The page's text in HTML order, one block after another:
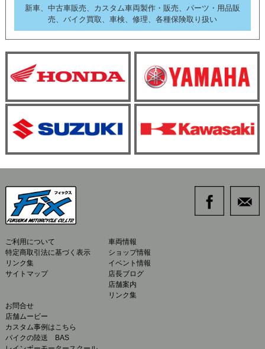
新車、中古車販売、カスタム車両製作・販売、パーツ・用品販
売、バイク買取、車検、修理、各種保険取り扱い
ご利用について
特定商取引法に基づく表示
リンク集
サイトマップ
車両情報
ショップ情報
イベント情報
店長ブログ
店舗案内
リンク集
お問合せ
店舗ムービー
カスタム事例はこちら
バイクの陸送 BAS